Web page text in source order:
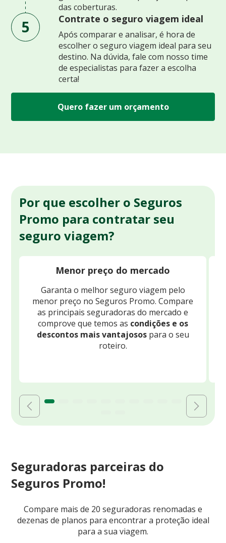
das coberturas.
5 Contrate o seguro viagem ideal
Após comparar e analisar, é hora de
escolher o seguro viagem ideal para seu
destino. Na dúvida, fale com nosso time
de especialistas para fazer a escolha
certa!
Quero fazer um orçamento
Por que escolher o Seguros
Promo para contratar seu
seguro viagem?
Menor preço do mercado
Garanta o melhor seguro viagem pelo
menor preço no Seguros Promo. Compare
as principais seguradoras do mercado e
comprove que temos as condições e os
descontos mais vantajosospara o seu
roteiro.
Seguradoras parceiras do
Seguros Promo!
Compare mais de 20 seguradoras renomadas e
dezenas de planos para encontrar a proteção ideal
para a sua viagem.